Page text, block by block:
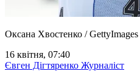
Оксана Хвостенко / GettyImages
16 квітня, 07:40
Євген Дігтяренко Журналіст